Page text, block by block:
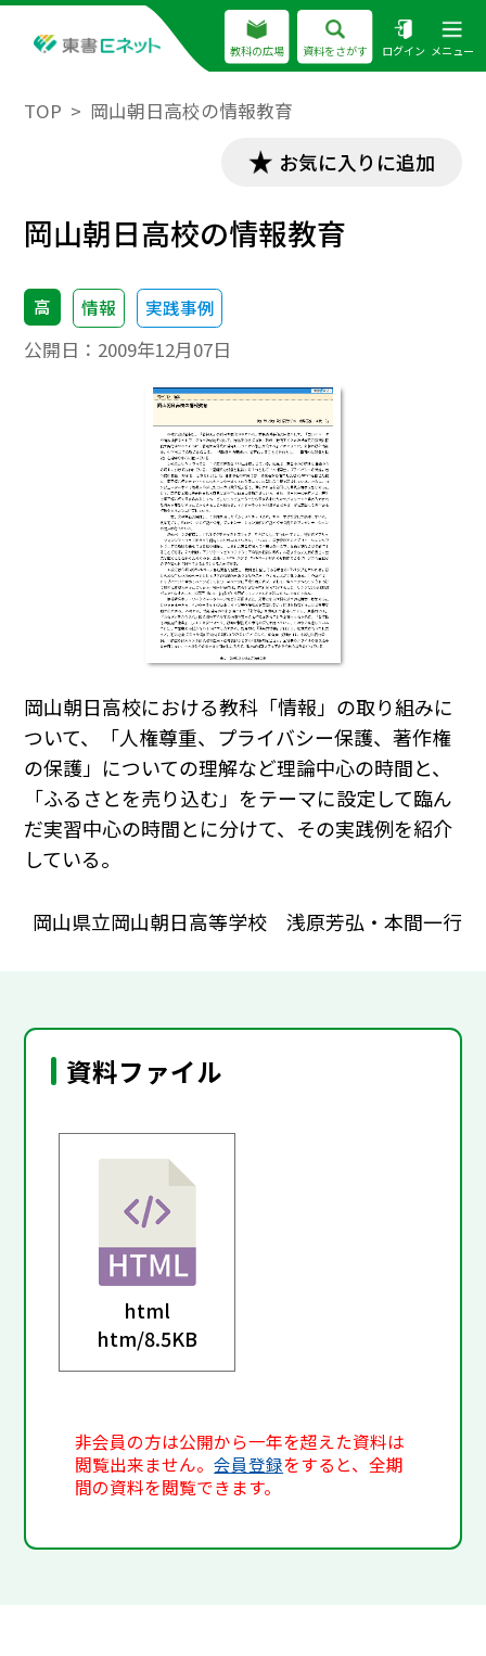
教科の広場 資料をさがす ログイン メニュー
TOP 岡山朝日高校の情報教育
お気に入りに追加
岡山朝日高校の情報教育
高 情報 実践事例
公開日： 2009年12月07日
岡山朝日高校における教科「情報」の取り組みに
ついて、「人権尊重、プライバシー保護、著作権
の保護」についての理解など理論中心の時間と、
「ふるさとを売り込む」をテーマに設定して臨ん
だ実習中心の時間とに分けて、その実践例を紹介
している。
岡山県立岡山朝日高等学校 浅原芳弘・本間一行
資料ファイル
html
htm/8.5KB
非会員の方は公開から一年を超えた資料は
閲覧出来ません。会員登録をすると、全期
間の資料を閲覧できます。